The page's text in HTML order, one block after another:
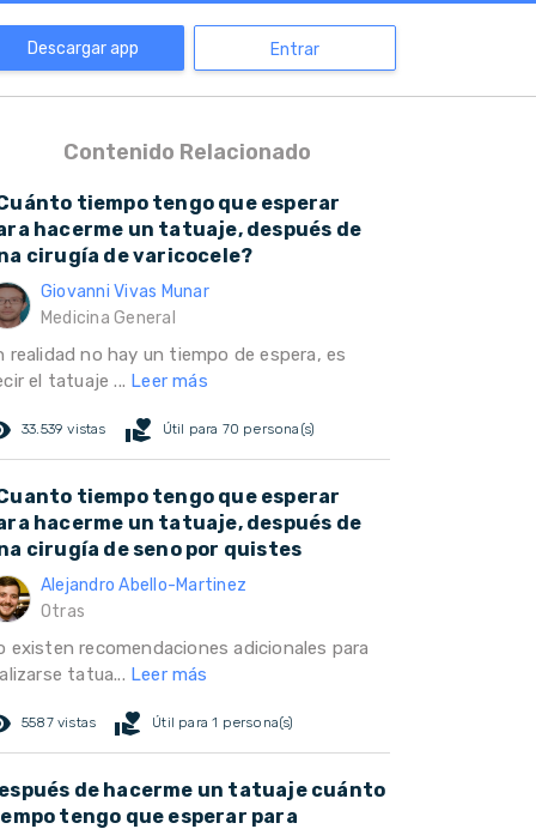
Descargar app Entrar
Contenido Relacionado
tiempo tengo que esperar
hacerme un tatuaje, después de
cirugía de varicocele?
Giovanni Vivas Munar
Medicina General
realidad no hay un tiempo de espera, es
el tatuaje ... Leer más
33.539 vistas volunteer_activism Útil para 70 persona(s)
tiempo tengo que esperar
hacerme un tatuaje, después de
cirugía de seno por quistes
Alejandro Abello-Martinez
Otras
existen recomendaciones adicionales para
tatua... Leer más
5587 vistas volunteer_activism Útil para 1 persona(s)
de hacerme un tatuaje cuánto
tengo que esperar para